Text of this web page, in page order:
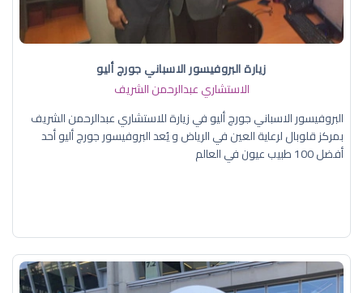
زيارة البروفيسور الاسباني جورج أليو
الاستشاري عبدالرحمن الشريف
البروفيسور الاسباني جورج أليو في زيارة للاستشاري عبدالرحمن الشريف
بمركز قلوبال لرعاية العين في الرياض و يُعد البروفيسور جورج أليو أحد
أفضل 100 طبيب عيون في العالم